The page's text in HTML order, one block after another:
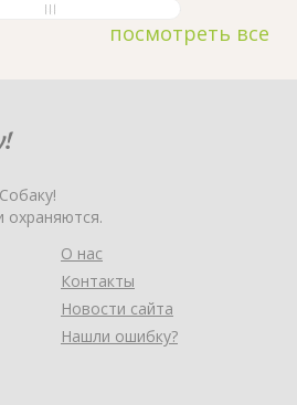
посмотреть все
охраняются.
О нас
Контакты
Новости сайта
Нашли ошибку?